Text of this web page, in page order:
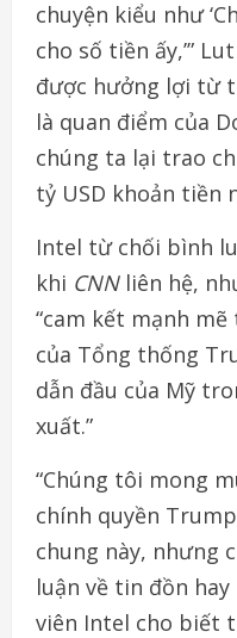
chuyện kiểu như
cho số tiền ấy,’”
được hưởng lợi từ
là quan điểm của
chúng ta lại trao
tỷ USD khoản tiền
Intel từ chối bình
khi CNNliên hệ,
“cam kết mạnh
của Tổng thống
dẫn đầu của Mỹ
xuất.”
“Chúng tôi mong
chính quyền
chung này, nhưng
luận về tin đồn
viên Intel cho biết